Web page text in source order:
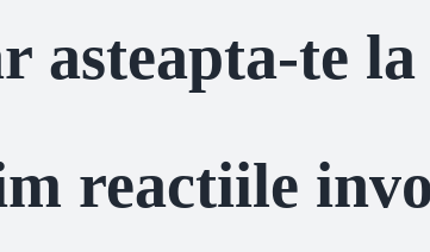
asteapta-te
reactiile